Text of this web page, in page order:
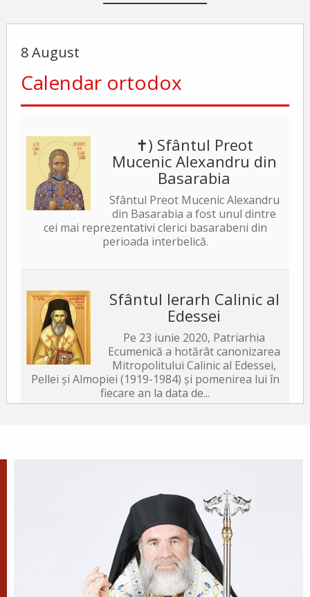
8 August
Calendar ortodox
✝) Sfântul Preot
Mucenic Alexandru din
Basarabia
Sfântul Preot Mucenic Alexandru
din Basarabia a fost unul dintre
cei mai reprezentativi clerici basarabeni din
perioada interbelică.
Sfântul Ierarh Calinic al
Edessei
Pe 23 iunie 2020, Patriarhia
Ecumenică a hotărât canonizarea
Mitropolitului Calinic al Edessei,
Pellei și Almopiei (1919-1984) și pomenirea lui în
fiecare an la data de...
Sfântul Ierarh Emilian,
mărturisitorul lui Hristos, a trăit
pe vremea împărăției lui Leon Armeanul,
luptătorul împotriva icoanelor, și fiind el episcop
al Cizicului, de...